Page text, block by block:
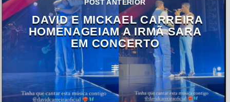
POST ANTERIOR
DAVID E MICKAEL CARREIRA
HOMENAGEIAM A IRMÃ SARA
EM CONCERTO